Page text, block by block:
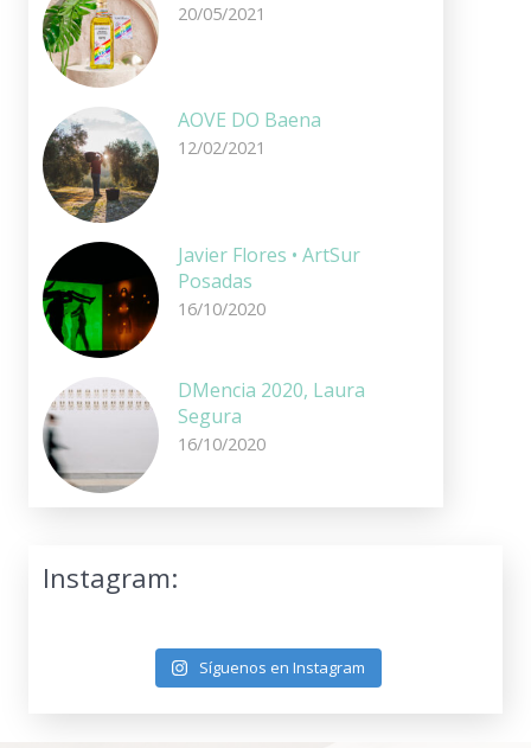
20/05/2021
AOVE DO Baena
12/02/2021
Javier Flores • ArtSur
Posadas
16/10/2020
DMencia 2020, Laura
Segura
16/10/2020
Instagram:
Síguenos en Instagram